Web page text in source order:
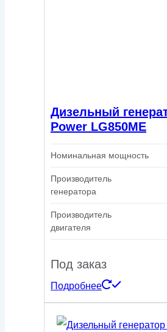
Дизельный
Power LG850ME
Номинальная мощность
Производитель
генератора
Производитель
двигателя
Под заказ
Подробнее